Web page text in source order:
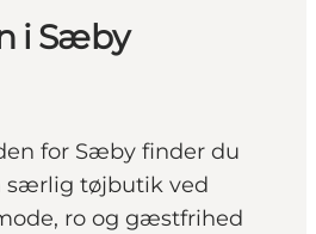
i Sæby
for Sæby finder du
særlig tøjbutik ved
ro og gæstfrihed